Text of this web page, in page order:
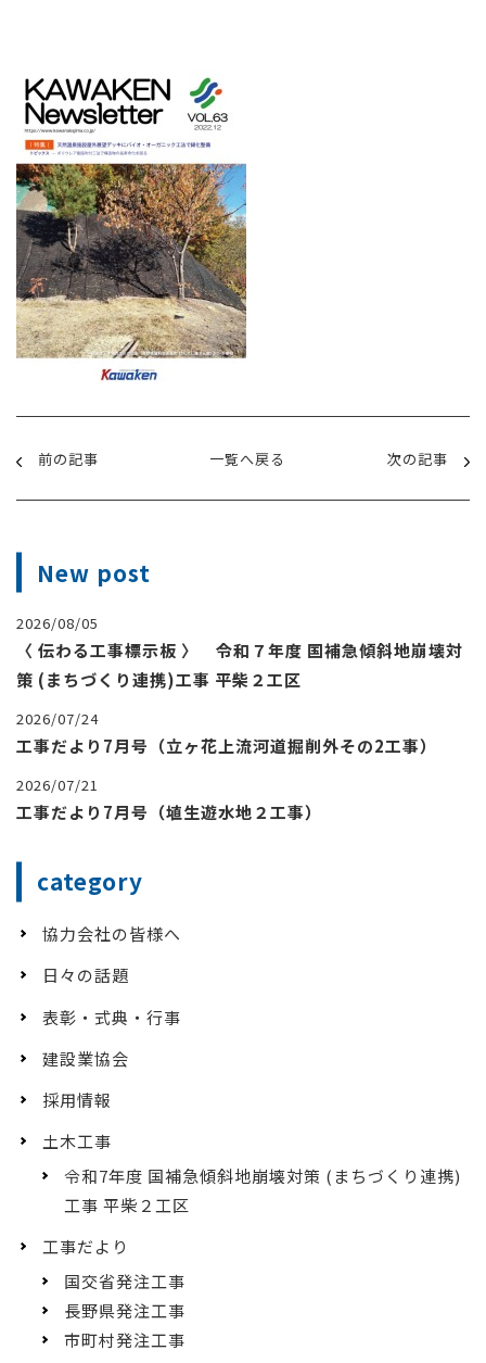
前の記事 一覧へ戻る 次の記事
New post
2026/08/05
〈 伝わる工事標示板 〉 令和７年度 国補急傾斜地崩壊対
策 (まちづくり連携)工事 平柴２工区
2026/07/24
工事だより7月号（立ヶ花上流河道掘削外その2工事）
2026/07/21
工事だより7月号（埴生遊水地２工事）
category
協力会社の皆様へ
日々の話題
表彰・式典・行事
建設業協会
採用情報
土木工事
令和7年度 国補急傾斜地崩壊対策 (まちづくり連携)
工事 平柴２工区
工事だより
国交省発注工事
長野県発注工事
市町村発注工事